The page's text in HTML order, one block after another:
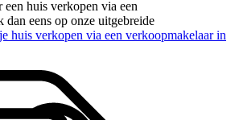
huis verkopen via een
eens op onze uitgebreide
je huis verkopen via een verkoopmakelaar in